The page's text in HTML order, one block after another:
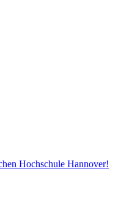
Hochschule Hannover!